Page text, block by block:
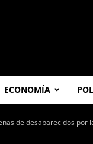
ECONOMÍA
de desaparecidos por